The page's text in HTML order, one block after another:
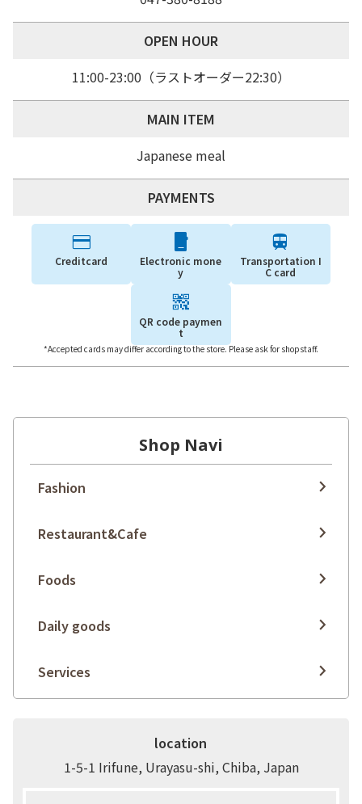
OPEN HOUR
11:00-23:00（ラストオーダー22:30）
MAIN ITEM
Japanese meal
PAYMENTS
Creditcard
Electronic mone
y
Transportation I
C card
QR code paymen
t
*Accepted cards may differ according to the store. Please ask for shopstaff.
Shop Navi
Fashion
Restaurant&Cafe
Foods
Daily goods
Services
location
1-5-1 Irifune, Urayasu-shi, Chiba, Japan